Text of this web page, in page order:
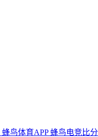
蜂鸟体育APP 蜂鸟电竞比分